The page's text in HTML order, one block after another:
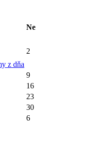
Ne
z dňa
2
9
16
23
30
6